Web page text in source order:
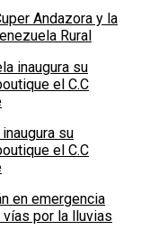
Andazora y la
Rural
su
el C.C